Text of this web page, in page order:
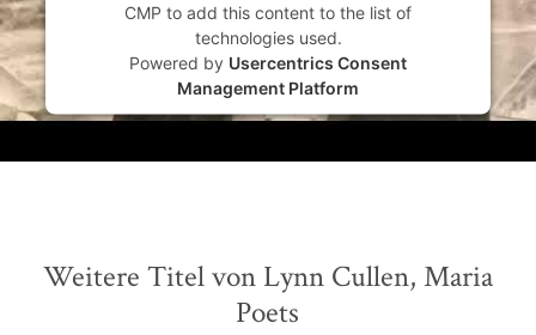
CMP to add this content to the list of
technologies used.
Powered by Usercentrics Consent
Management Platform
Weitere Titel von Lynn Cullen, Maria
Poets